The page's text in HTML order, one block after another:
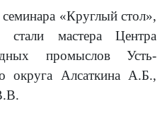
«Круглый стол»,
стали мастера Центра
промыслов Усть-
округа Алсаткина А.Б.,